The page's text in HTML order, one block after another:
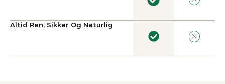
Altid Ren, Sikker Og Naturlig